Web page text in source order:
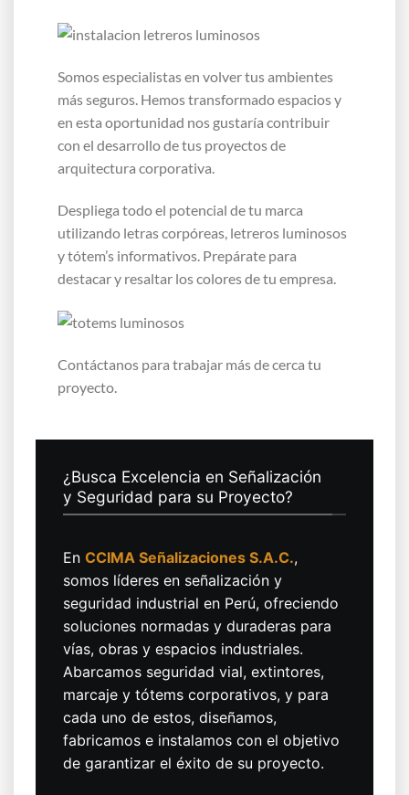
Somos especialistas en volver tus ambientes
más seguros. Hemos transformado espacios y
en esta oportunidad nos gustaría contribuir
con el desarrollo de tus proyectos de
arquitectura corporativa.
Despliega todo el potencial de tu marca
utilizando letras corpóreas, letreros luminosos
y tótem’s informativos. Prepárate para
destacar y resaltar los colores de tu empresa.
Contáctanos para trabajar más de cerca tu
proyecto.
¿Busca Excelencia en Señalización
y Seguridad para su Proyecto?
En CCIMA Señalizaciones S.A.C.,
somos líderes en señalización y
seguridad industrial en Perú, ofreciendo
soluciones normadas y duraderas para
vías, obras y espacios industriales.
Abarcamos seguridad vial, extintores,
marcaje y tótems corporativos, y para
cada uno de estos, diseñamos,
fabricamos e instalamos con el objetivo
de garantizar el éxito de su proyecto.